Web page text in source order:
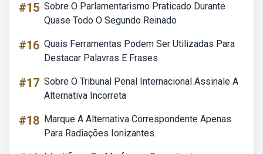
#15 Sobre O Parlamentarismo Praticado Durante
Quase Todo O Segundo Reinado
#16 Quais Ferramentas Podem Ser Utilizadas Para
Destacar Palavras E Frases
#17 Sobre O Tribunal Penal Internacional Assinale A
Alternativa Incorreta
#18 Marque A Alternativa Correspondente Apenas
Para Radiações Ionizantes.